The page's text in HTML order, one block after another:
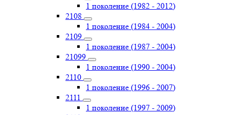
1 поколение (1982 - 2012)
2108
1 поколение (1984 - 2004)
2109
1 поколение (1987 - 2004)
21099
1 поколение (1990 - 2004)
2110
1 поколение (1996 - 2007)
2111
1 поколение (1997 - 2009)